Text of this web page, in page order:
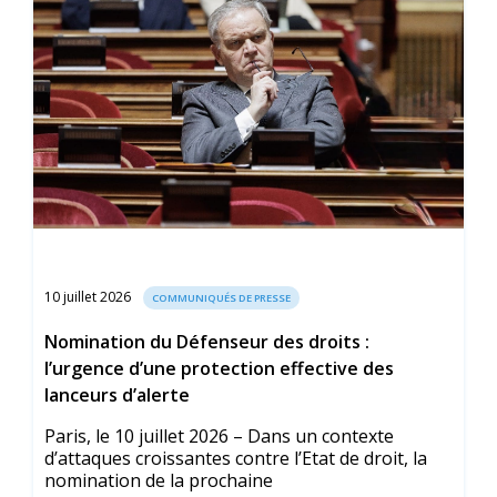
10 juillet 2026 COMMUNIQUÉS DE PRESSE
Nomination du Défenseur des droits :
l’urgence d’une protection effective des
lanceurs d’alerte
Paris, le 10 juillet 2026 – Dans un contexte
d’attaques croissantes contre l’Etat de droit, la
nomination de la prochaine